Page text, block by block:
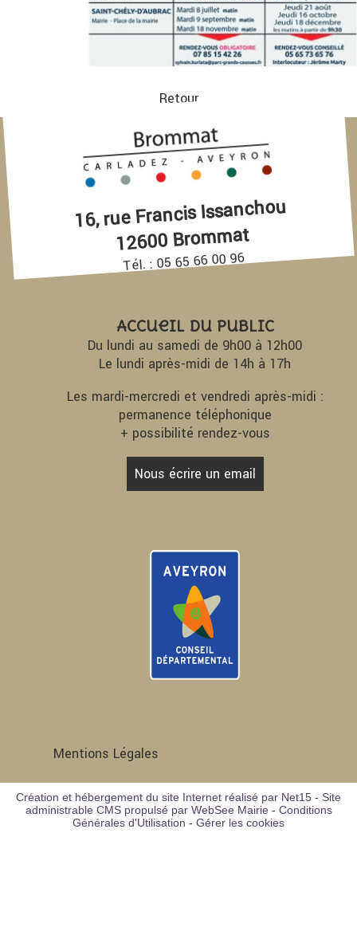
Retour
16, rue Francis Issanchou
12600 Brommat
Tél. : 05 65 66 00 96
Accueil du Public
Du lundi au samedi de 9h00 à 12h00
Le lundi après-midi de 14h à 17h
Les mardi-mercredi et vendredi après-midi :
permanence téléphonique
+ possibilité rendez-vous
Nous écrire un email
Mentions Légales
Création et hébergement du site Internet réalisé par Net15 - Site
administrable CMS propulsé par WebSee Mairie- Conditions
Générales d'Utilisation - Gérer les cookies